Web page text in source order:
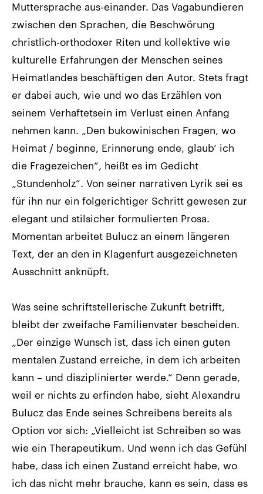
Muttersprache aus-einander. Das Vagabundieren
zwischen den Sprachen, die Beschwörung
christlich-orthodoxer Riten und kollektive wie
kulturelle Erfahrungen der Menschen seines
Heimatlandes beschäftigen den Autor. Stets fragt
er dabei auch, wie und wo das Erzählen von
seinem Verhaftetsein im Verlust einen Anfang
nehmen kann. „Den bukowinischen Fragen, wo
Heimat / beginne, Erinnerung ende, glaub‘ ich
die Fragezeichen“, heißt es im Gedicht
„Stundenholz“. Von seiner narrativen Lyrik sei es
für ihn nur ein folgerichtiger Schritt gewesen zur
elegant und stilsicher formulierten Prosa.
Momentan arbeitet Bulucz an einem längeren
Text, der an den in Klagenfurt ausgezeichneten
Ausschnitt anknüpft.
Was seine schriftstellerische Zukunft betrifft,
bleibt der zweifache Familienvater bescheiden.
„Der einzige Wunsch ist, dass ich einen guten
mentalen Zustand erreiche, in dem ich arbeiten
kann – und disziplinierter werde.“ Denn gerade,
weil er nichts zu erfinden habe, sieht Alexandru
Bulucz das Ende seines Schreibens bereits als
Option vor sich: „Vielleicht ist Schreiben so was
wie ein Therapeutikum. Und wenn ich das Gefühl
habe, dass ich einen Zustand erreicht habe, wo
ich das nicht mehr brauche, kann es sein, dass es